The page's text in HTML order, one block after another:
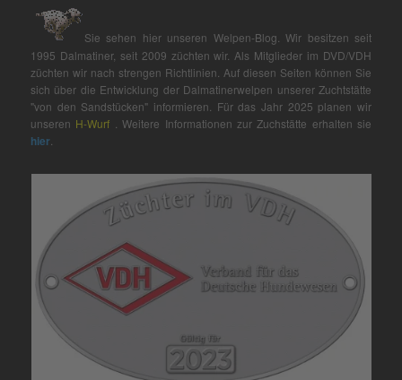
Sie sehen hier unseren Welpen-Blog. Wir besitzen seit
1995 Dalmatiner, seit 2009 züchten wir. Als Mitglieder im DVD/VDH
züchten wir nach strengen Richtlinien. Auf diesen Seiten können Sie
sich über die Entwicklung der Dalmatinerwelpen unserer Zuchtstätte
"von den Sandstücken" informieren. Für das Jahr 2025 planen wir
unseren H-Wurf . Weitere Informationen zur Zuchstätte erhalten sie
hier